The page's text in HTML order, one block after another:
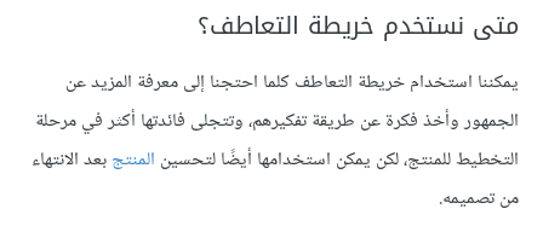
متى نستخدم خريطة التعاطف؟
يمكننا استخدام خريطة التعاطف كلما احتجنا إلى معرفة المزيد عن
الجمهور وأخذ فكرة عن طريقة تفكيرهم، وتتجلى فائدتها أكثر في مرحلة
التخطيط للمنتج، لكن يمكن استخدامها أيضًا لتحسين المنتجبعد الانتهاء
من تصميمه.